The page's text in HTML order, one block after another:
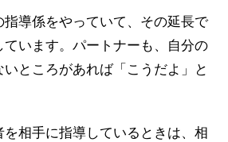
導係をやっていて、その延長で
います。パートナーも、自分の
ところがあれば「こうだよ」と
相手に指導しているときは、相